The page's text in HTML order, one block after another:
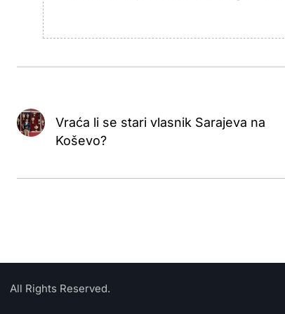
Vraća li se stari vlasnik Sarajeva na
Koševo?
All Rights Reserved.